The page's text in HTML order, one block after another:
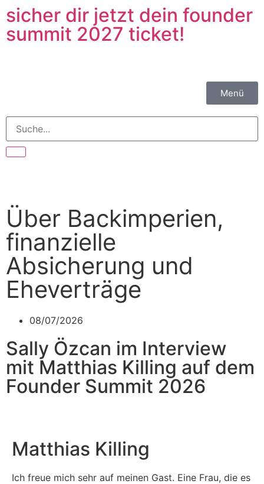
sicher dir jetzt dein founder
summit 2027 ticket!
Menü
Über Backimperien,
finanzielle
Absicherung und
Eheverträge
08/07/2026
Sally Özcan im Interview
mit Matthias Killing auf dem
Founder Summit 2026
Matthias Killing
Ich freue mich sehr auf meinen Gast. Eine Frau, die es